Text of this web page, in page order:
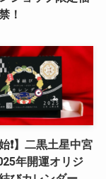
！
❗️】二黒土星中宮
年開運オリジ